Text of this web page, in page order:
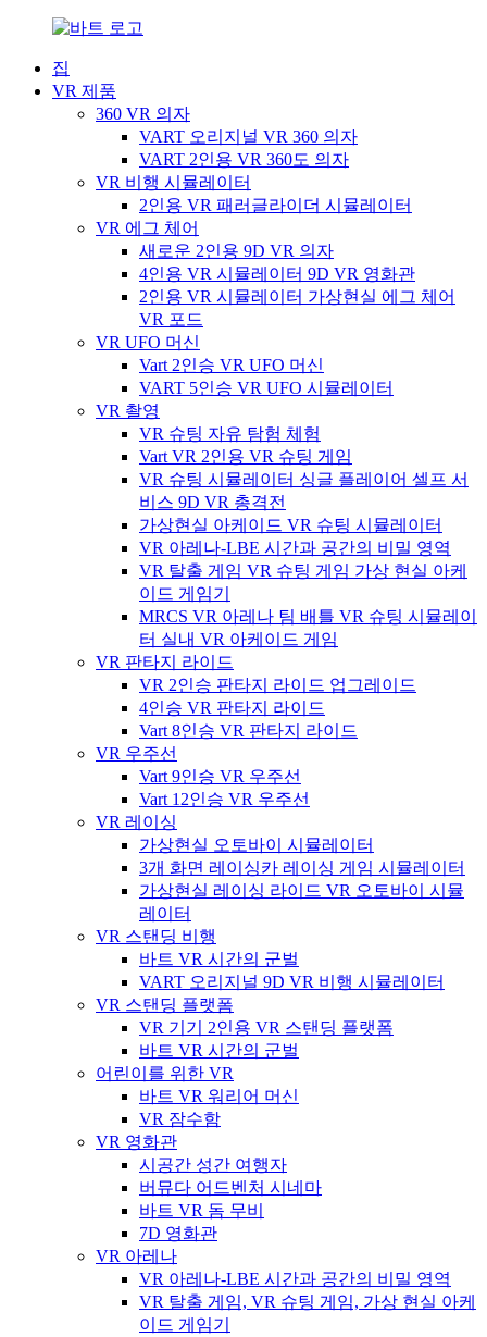
집
VR 제품
360 VR 의자
VART 오리지널 VR 360 의자
VART 2인용 VR 360도 의자
VR 비행 시뮬레이터
2인용 VR 패러글라이더 시뮬레이터
VR 에그 체어
새로운 2인용 9D VR 의자
4인용 VR 시뮬레이터 9D VR 영화관
2인용 VR 시뮬레이터 가상현실 에그 체어
VR 포드
VR UFO 머신
Vart 2인승 VR UFO 머신
VART 5인승 VR UFO 시뮬레이터
VR 촬영
VR 슈팅 자유 탐험 체험
Vart VR 2인용 VR 슈팅 게임
VR 슈팅 시뮬레이터 싱글 플레이어 셀프 서
비스 9D VR 총격전
가상현실 아케이드 VR 슈팅 시뮬레이터
VR 아레나-LBE 시간과 공간의 비밀 영역
VR 탈출 게임 VR 슈팅 게임 가상 현실 아케
이드 게임기
MRCS VR 아레나 팀 배틀 VR 슈팅 시뮬레이
터 실내 VR 아케이드 게임
VR 판타지 라이드
VR 2인승 판타지 라이드 업그레이드
4인승 VR 판타지 라이드
Vart 8인승 VR 판타지 라이드
VR 우주선
Vart 9인승 VR 우주선
Vart 12인승 VR 우주선
VR 레이싱
가상현실 오토바이 시뮬레이터
3개 화면 레이싱카 레이싱 게임 시뮬레이터
가상현실 레이싱 라이드 VR 오토바이 시뮬
레이터
VR 스탠딩 비행
바트 VR 시간의 군벌
VART 오리지널 9D VR 비행 시뮬레이터
VR 스탠딩 플랫폼
VR 기기 2인용 VR 스탠딩 플랫폼
바트 VR 시간의 군벌
어린이를 위한 VR
바트 VR 워리어 머신
VR 잠수함
VR 영화관
시공간 성간 여행자
버뮤다 어드벤처 시네마
바트 VR 돔 무비
7D 영화관
VR 아레나
VR 아레나-LBE 시간과 공간의 비밀 영역
VR 탈출 게임, VR 슈팅 게임, 가상 현실 아케
이드 게임기